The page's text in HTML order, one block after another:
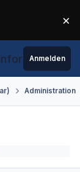
×
Anmelden
Administration